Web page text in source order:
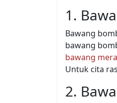
1.
Bawang
bawang
bawang
Untuk cita
2.